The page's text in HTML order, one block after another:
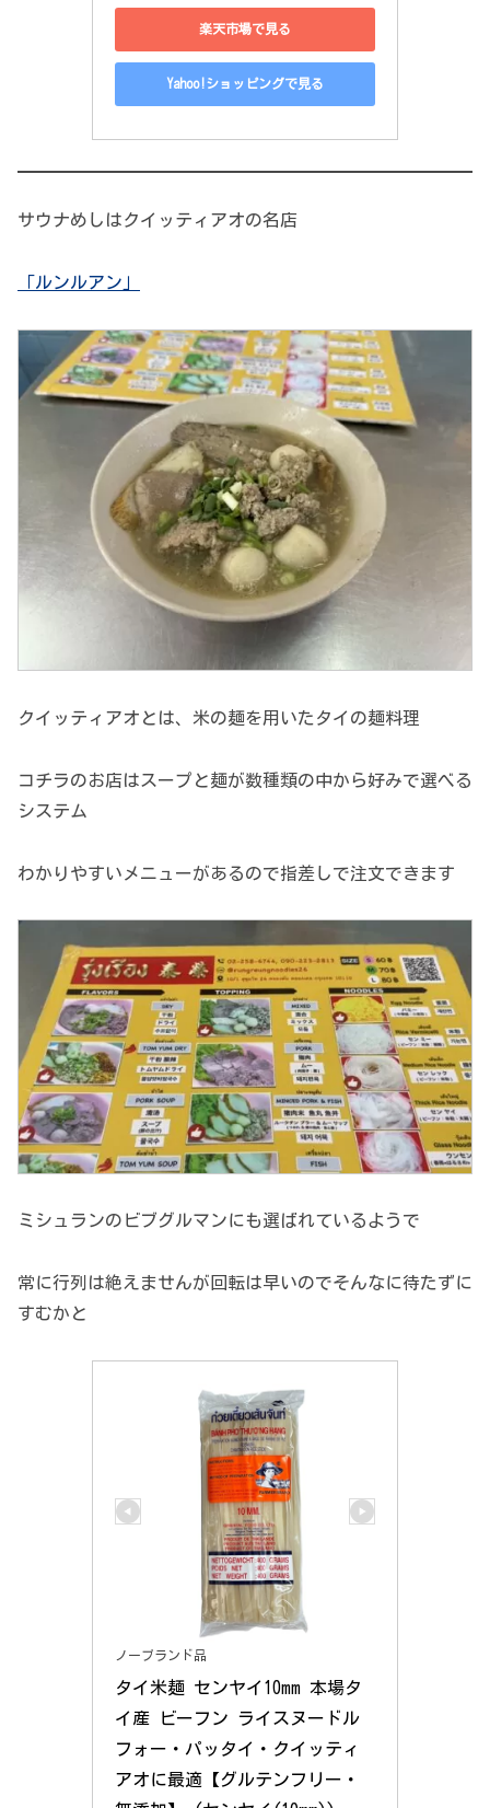
楽天市場で見る
Yahoo!ショッピングで見る
サウナめしはクイッティアオの名店
「ルンルアン」
クイッティアオとは、米の麺を用いたタイの麺料理
コチラのお店はスープと麺が数種類の中から好みで選べる
システム
わかりやすいメニューがあるので指差しで注文できます
ミシュランのビブグルマンにも選ばれているようで
常に行列は絶えませんが回転は早いのでそんなに待たずに
すむかと
ノーブランド品
タイ米麺 センヤイ10mm 本場タ
イ産 ビーフン ライスヌードル
フォー・パッタイ・クイッティ
アオに最適【グルテンフリー・